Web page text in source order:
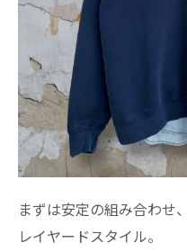
まずは安定の組み合わせ
レイヤードスタイル。